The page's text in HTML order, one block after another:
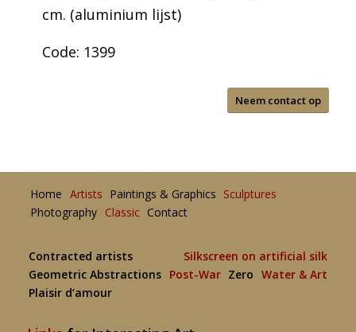
cm. (aluminium lijst)
Code: 1399
Neem contact op
Home Artists Paintings & Graphics Sculptures
Photography Classic Contact
Contracted artists
Silkscreen on artificial silk
Geometric Abstractions
Post-War Zero Water & Art
Plaisir d’amour